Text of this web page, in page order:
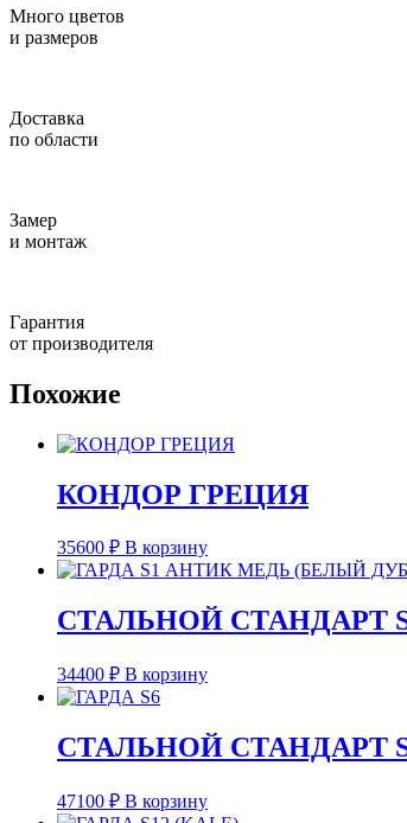
Много цветов
и размеров
Доставка
по области
Замер
и монтаж
Гарантия
от производителя
Похожие
КОНДОР ГРЕЦИЯ
35600 ₽ В корзину
СТАЛЬНОЙ СТАНДАРТ
34400 ₽ В корзину
СТАЛЬНОЙ СТАНДАРТ
47100 ₽ В корзину